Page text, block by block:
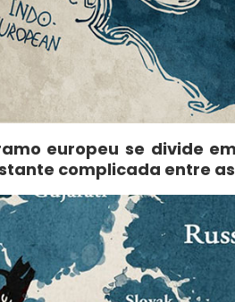
europeu se divide
complicada entre